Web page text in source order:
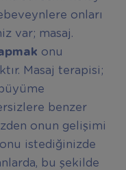
onları
var; masaj.
onu
Masaj terapisi;
benzer
onun gelişimi
istediğinizde
bu şekilde